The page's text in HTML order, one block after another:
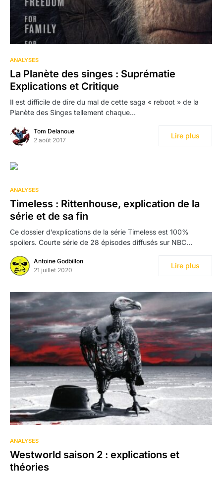
ANALYSES
La Planète des singes : Suprématie
Explications et Critique
Il est difficile de dire du mal de cette saga « reboot » de la
Planète des Singes tellement chaque…
Tom Delanoue
2 août 2017
Lire plus
ANALYSES
Timeless : Rittenhouse, explication de la
série et de sa fin
Ce dossier d’explications de la série Timeless est 100%
spoilers. Courte série de 28 épisodes diffusés sur NBC…
Antoine Godbillon
21 juillet 2020
Lire plus
ANALYSES
Westworld saison 2 : explications et
théories